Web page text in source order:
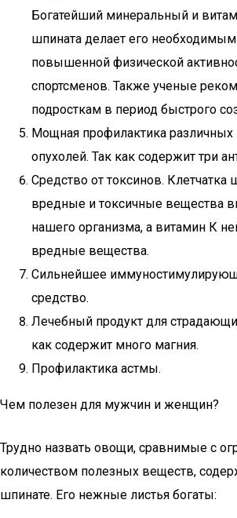
Богатейший минеральный и
шпината делает его
повышенной физической
спортсменов. Также ученые
подросткам в период быстрого
Мощная профилактика
опухолей. Так как содержит три
Средство от токсинов. Клетчатка
вредные и токсичные вещества
нашего организма, а витамин К
вредные вещества.
Сильнейшее
средство.
Лечебный продукт для
как содержит много магния.
Профилактика астмы.
Чем полезен для мужчин и женщин?
Трудно назвать овощи, сравнимые с
количеством полезных веществ,
шпинате. Его нежные листья богаты: